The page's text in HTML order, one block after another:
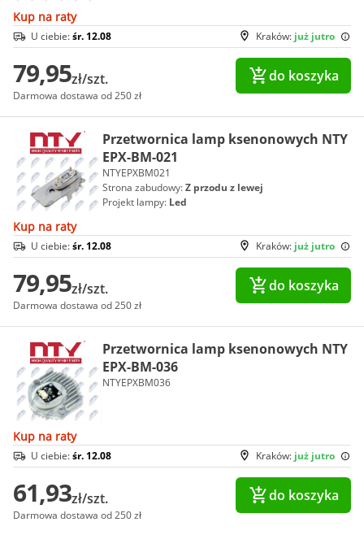
Kup na raty
Kraków: już jutro
U ciebie:śr. 12.08
79,95zł/szt.
Darmowa dostawa od 250 zł
do koszyka
Przetwornica lamp ksenonowych NTY
EPX-BM-021
NTYEPXBM021
Strona zabudowy:Z przodu z lewej
Projekt lampy: Led
Kup na raty
Kraków: już jutro
U ciebie:śr. 12.08
79,95zł/szt.
Darmowa dostawa od 250 zł
do koszyka
Przetwornica lamp ksenonowych NTY
EPX-BM-036
NTYEPXBM036
Kup na raty
Kraków: już jutro
U ciebie:śr. 12.08
61,93zł/szt.
Darmowa dostawa od 250 zł
do koszyka